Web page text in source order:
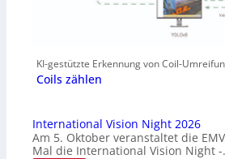
KI-gestützte Erkennung von Coil-
Coils zählen
International Vision Night 2026
Am 5. Oktober veranstaltet die
Mal die International Vision Night